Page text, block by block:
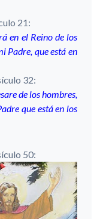
21:
en el Reino de los
Padre, que está en
32:
de los hombres,
que está en los
50: